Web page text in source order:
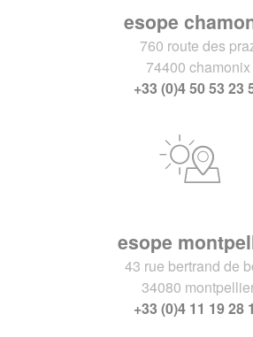
esope
760 route des
74400 chamonix
+33 (0)4 50 53 23
esope
43 rue bertrand de
34080
+33 (0)4 11 19 28